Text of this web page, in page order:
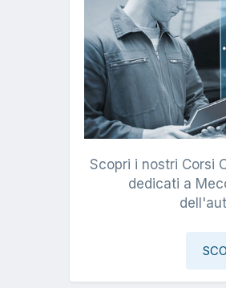
Scopri i nostri Corsi
dedicati a